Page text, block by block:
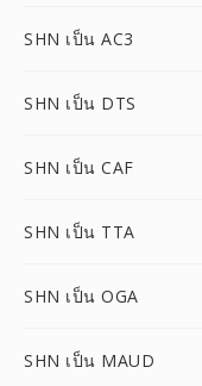
SHN เป็น AC3
SHN เป็น DTS
SHN เป็น CAF
SHN เป็น TTA
SHN เป็น OGA
SHN เป็น MAUD